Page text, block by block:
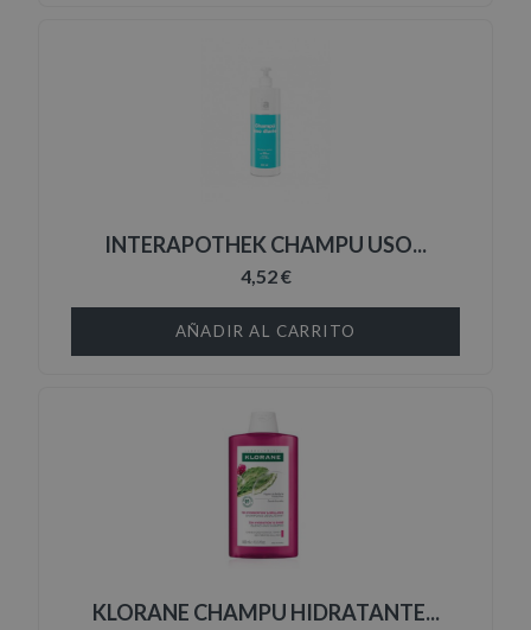
INTERAPOTHEK CHAMPU USO...
4,52 €
AÑADIR AL CARRITO
KLORANE CHAMPU HIDRATANTE...